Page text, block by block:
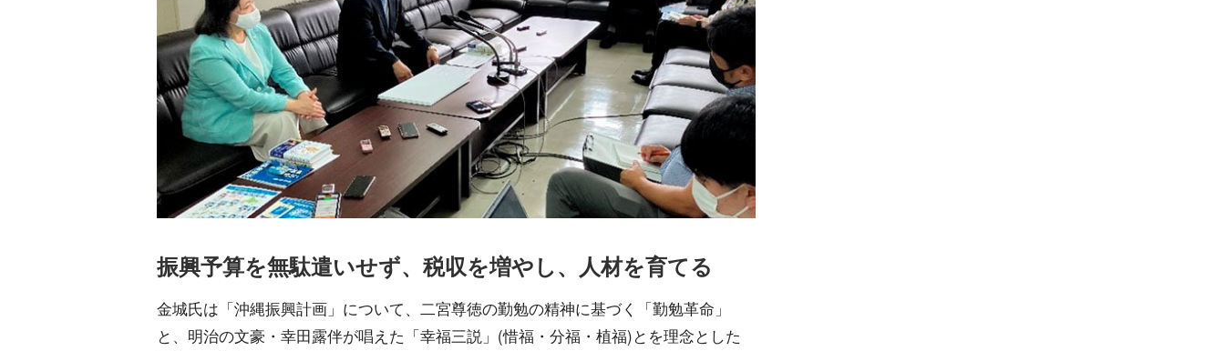
振興予算を無駄遣いせず、税収を増やし、人材を育てる
金城氏は「沖縄振興計画」について、二宮尊徳の勤勉の精神に基づく「勤勉革命」
と、明治の文豪・幸田露伴が唱えた「幸福三説」(惜福・分福・植福)とを理念とした